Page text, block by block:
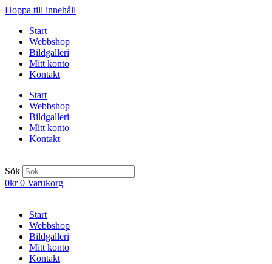
Hoppa till innehåll
Start
Webbshop
Bildgalleri
Mitt konto
Kontakt
Start
Webbshop
Bildgalleri
Mitt konto
Kontakt
Sök
0kr 0 Varukorg
Start
Webbshop
Bildgalleri
Mitt konto
Kontakt